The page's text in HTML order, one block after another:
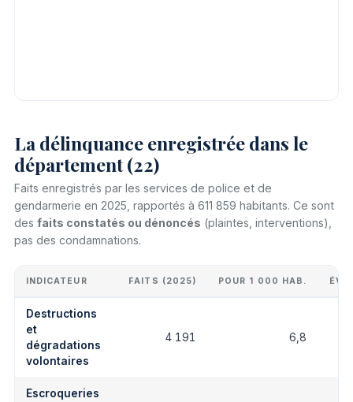
La délinquance enregistrée dans le
département (22)
Faits enregistrés par les services de police et de
gendarmerie en 2025, rapportés à 611 859 habitants. Ce sont
des faits constatés ou dénoncés (plaintes, interventions),
pas des condamnations.
INDICATEUR FAITS (2025) POUR 1 000 HAB.
Destructions
et
dégradations
volontaires
4 191 6,8
Escroqueries